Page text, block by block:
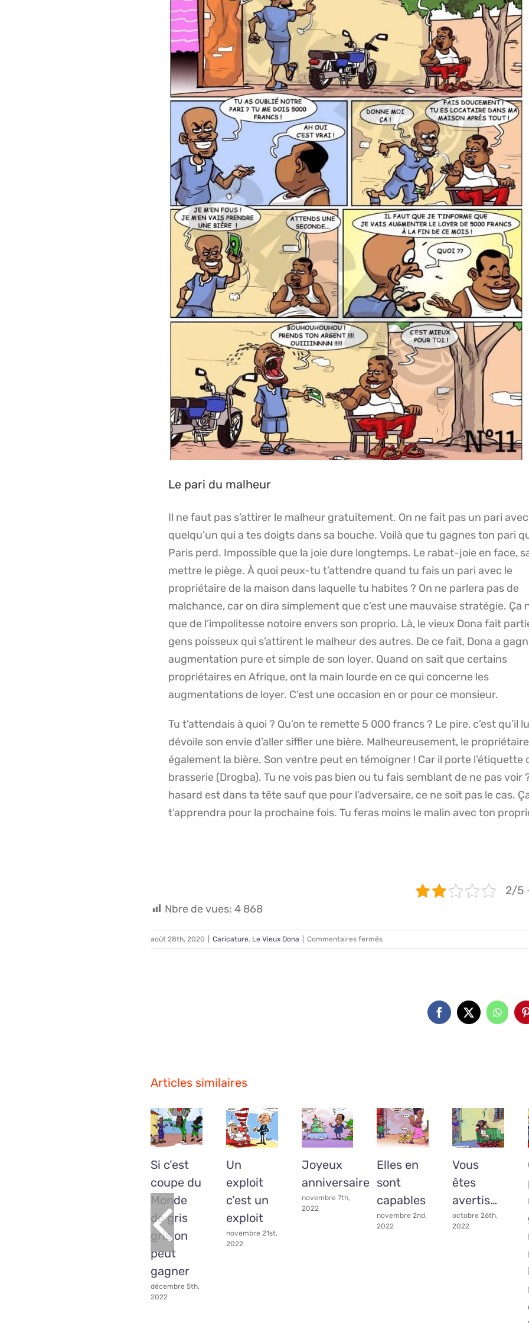
Le pari du malheur
Il ne faut pas s’attirer le malheur gratuitement. On ne fait pas un pari avec
quelqu’un qui a tes doigts dans sa bouche. Voilà que tu gagnes ton pari
Paris perd. Impossible que la joie dure longtemps. Le rabat-joie en face,
mettre le piège. À quoi peux-tu t’attendre quand tu fais un pari avec le
propriétaire de la maison dans laquelle tu habites ? On ne parlera pas de
malchance, car on dira simplement que c’est une mauvaise stratégie. Ça
que de l’impolitesse notoire envers son proprio. Là, le vieux Dona fait
gens poisseux qui s’attirent le malheur des autres. De ce fait, Dona a
augmentation pure et simple de son loyer. Quand on sait que certains
propriétaires en Afrique, ont la main lourde en ce qui concerne les
augmentations de loyer. C’est une occasion en or pour ce monsieur.
Tu t’attendais à quoi ? Qu’on te remette 5 000 francs ? Le pire, c’est qu’il
dévoile son envie d’aller siffler une bière. Malheureusement, le
également la bière. Son ventre peut en témoigner ! Car il porte l’étiquette
brasserie (Drogba). Tu ne vois pas bien ou tu fais semblant de ne pas voir
hasard est dans ta tête sauf que pour l’adversaire, ce ne soit pas le cas.
t’apprendra pour la prochaine fois. Tu feras moins le malin avec ton
2/5
Nbre de vues: 4 868
août 28th, 2020 Caricature, Le Vieux Dona Commentaires ferméssur
LE
Facebook
X
Articles similaires
Si c’est
coupe du
Monde
de gris
gris on
peut
gagner
décembre 5th,
2022
Un
exploit
c’est un
exploit
novembre 21st,
2022
Joyeux
anniversaire
novembre 7th,
2022
Elles en
sont
capables
novembre 2nd,
2022
Vous
êtes
avertis…
octobre 26th,
2022